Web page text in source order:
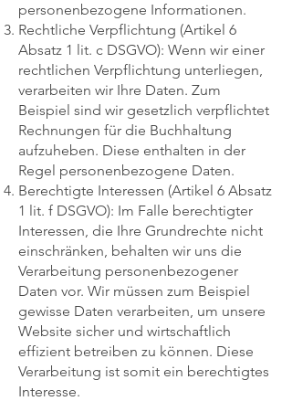
personenbezogene Informationen.
Rechtliche Verpflichtung (Artikel 6
Absatz 1 lit. c DSGVO): Wenn wir einer
rechtlichen Verpflichtung unterliegen,
verarbeiten wir Ihre Daten. Zum
Beispiel sind wir gesetzlich verpflichtet
Rechnungen für die Buchhaltung
aufzuheben. Diese enthalten in der
Regel personenbezogene Daten.
Berechtigte Interessen (Artikel 6 Absatz
1 lit. f DSGVO): Im Falle berechtigter
Interessen, die Ihre Grundrechte nicht
einschränken, behalten wir uns die
Verarbeitung personenbezogener
Daten vor. Wir müssen zum Beispiel
gewisse Daten verarbeiten, um unsere
Website sicher und wirtschaftlich
effizient betreiben zu können. Diese
Verarbeitung ist somit ein berechtigtes
Interesse.